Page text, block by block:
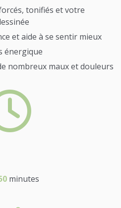
tonifiés et votre
et aide à se sentir mieux
énergique
nombreux maux et douleurs
minutes